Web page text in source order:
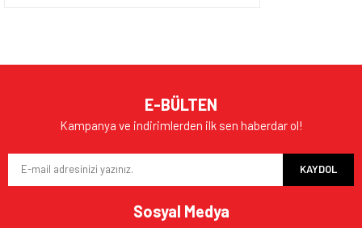
E-BÜLTEN
Kampanya ve indirimlerden ilk sen haberdar ol!
KAYDOL
Sosyal Medya